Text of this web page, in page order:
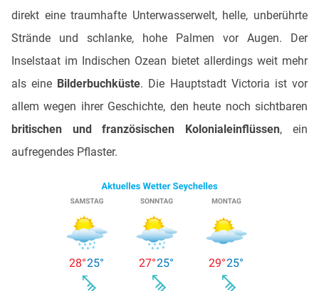
direkt eine traumhafte Unterwasserwelt, helle, unberührte
Strände und schlanke, hohe Palmen vor Augen. Der
Inselstaat im Indischen Ozean bietet allerdings weit mehr
als eine Bilderbuchküste. Die Hauptstadt Victoria ist vor
allem wegen ihrer Geschichte, den heute noch sichtbaren
britischen und französischen Kolonialeinflüssen, ein
aufregendes Pflaster.